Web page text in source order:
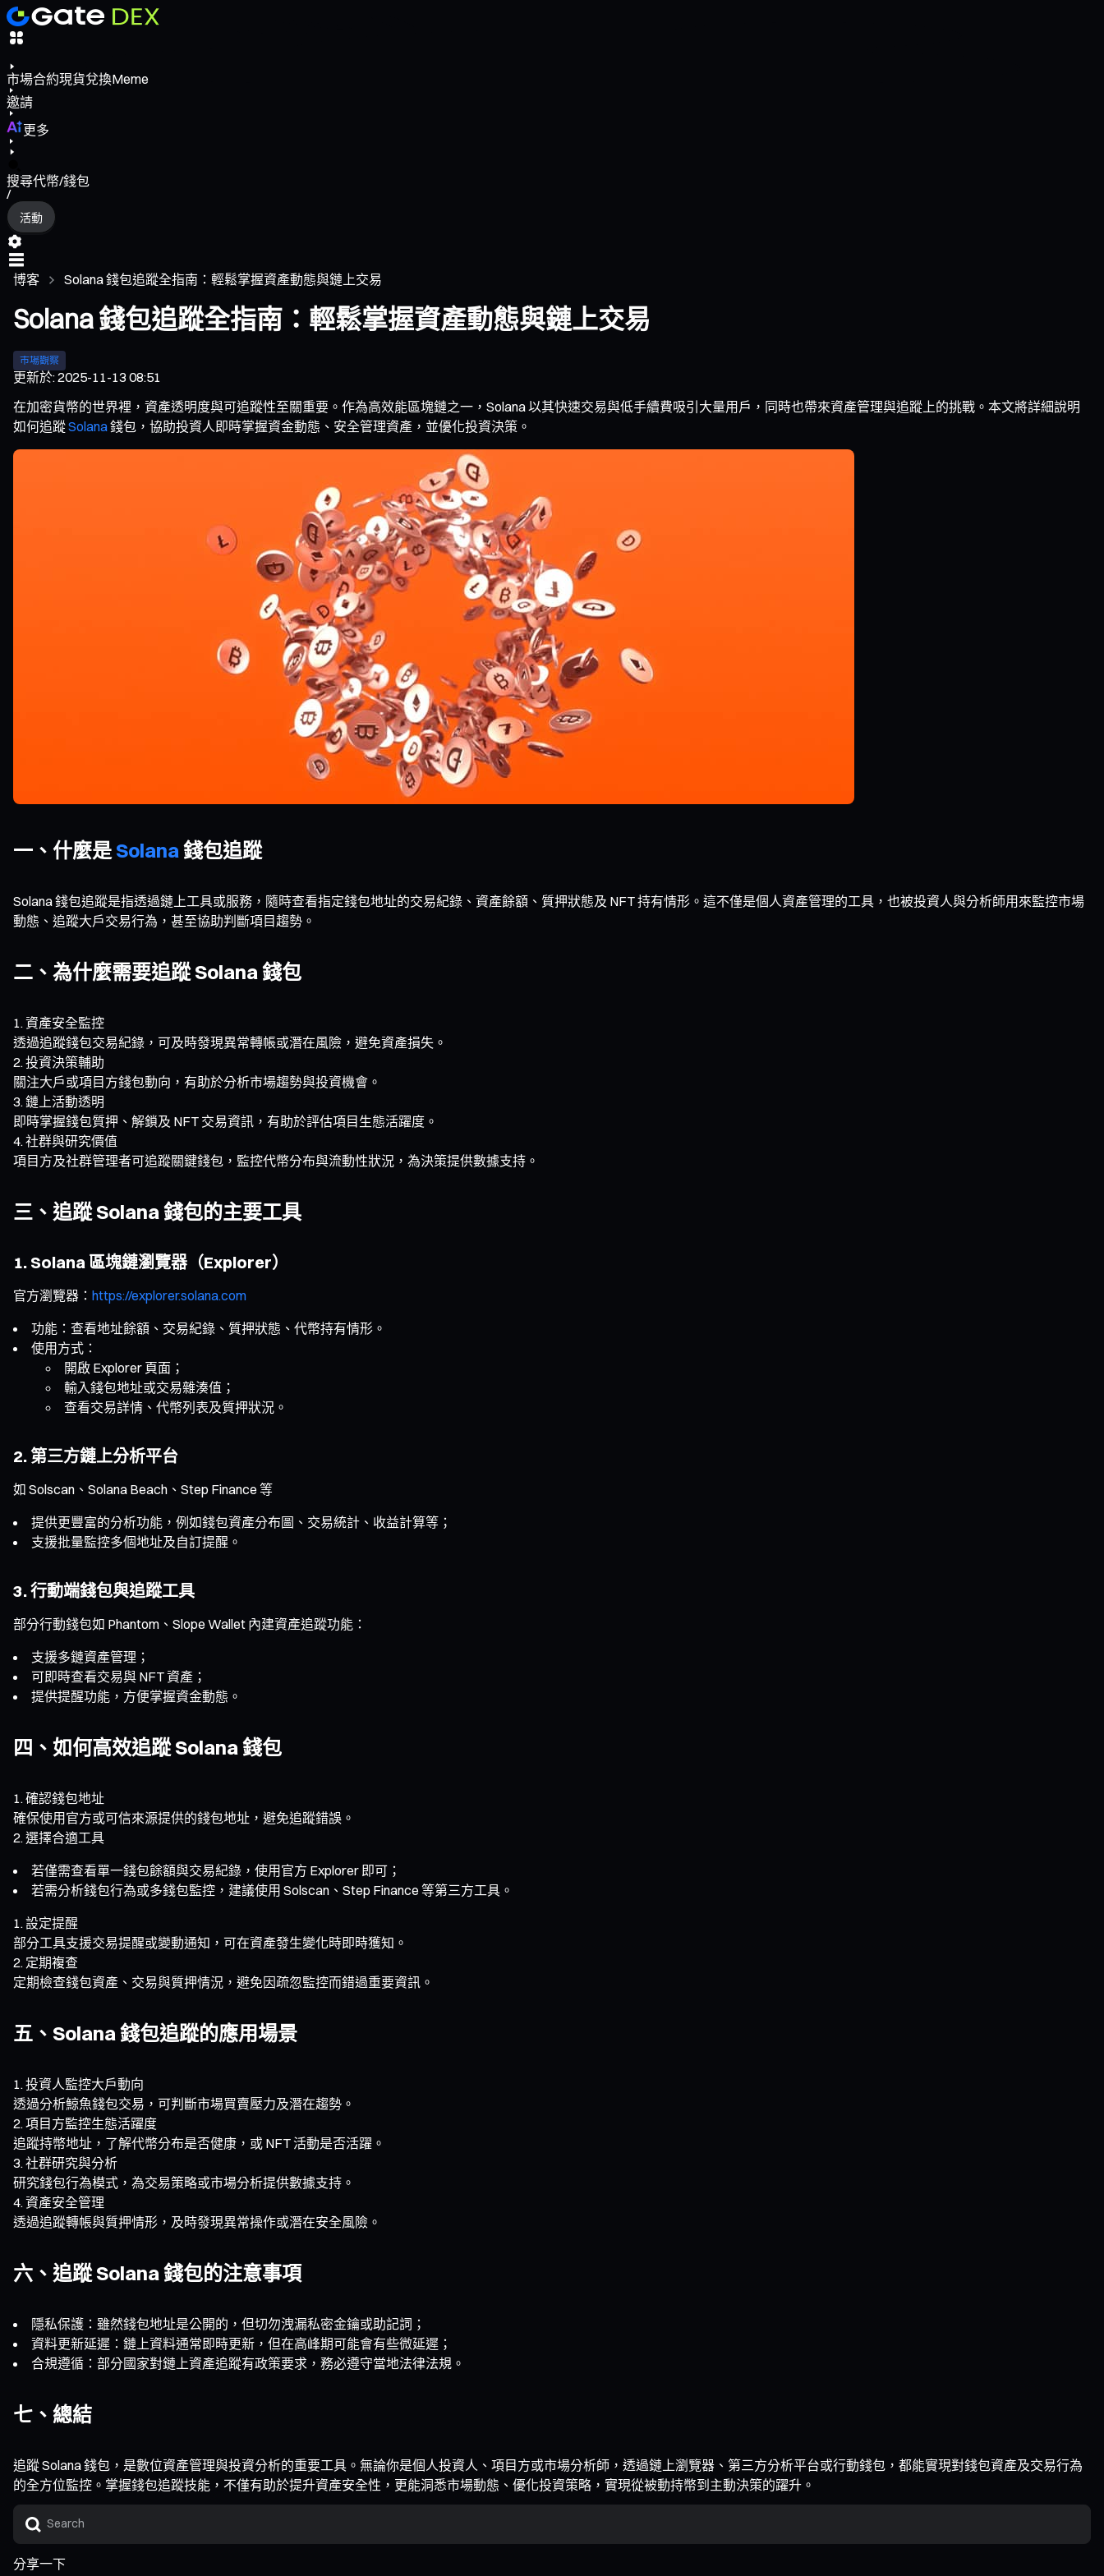
市場合約現貨兌換Meme
邀請
更多
搜尋代幣/錢包
/
活動
博客 Solana 錢包追蹤全指南：輕鬆掌握資產動態與鏈上交易
Solana 錢包追蹤全指南：輕鬆掌握資產動態與鏈上交易
市場觀察
更新於:2025-11-13 08:51
在加密貨幣的世界裡，資產透明度與可追蹤性至關重要。作為高效能區塊鏈之一，Solana 以其快速交易與低手續費吸引大量用戶，同時也帶來資產管理與追蹤上的挑戰。本文將詳細說明
如何追蹤Solana錢包，協助投資人即時掌握資金動態、安全管理資產，並優化投資決策。
一、什麼是 Solana 錢包追蹤
Solana 錢包追蹤是指透過鏈上工具或服務，隨時查看指定錢包地址的交易紀錄、資產餘額、質押狀態及 NFT 持有情形。這不僅是個人資產管理的工具，也被投資人與分析師用來監控市場
動態、追蹤大戶交易行為，甚至協助判斷項目趨勢。
二、為什麼需要追蹤 Solana 錢包
資產安全監控
透過追蹤錢包交易紀錄，可及時發現異常轉帳或潛在風險，避免資產損失。
投資決策輔助
關注大戶或項目方錢包動向，有助於分析市場趨勢與投資機會。
鏈上活動透明
即時掌握錢包質押、解鎖及 NFT 交易資訊，有助於評估項目生態活躍度。
社群與研究價值
項目方及社群管理者可追蹤關鍵錢包，監控代幣分布與流動性狀況，為決策提供數據支持。
三、追蹤 Solana 錢包的主要工具
1. Solana 區塊鏈瀏覽器（Explorer）
官方瀏覽器： https://explorer.solana.com
功能：查看地址餘額、交易紀錄、質押狀態、代幣持有情形。
使用方式：
開啟 Explorer 頁面；
輸入錢包地址或交易雜湊值；
查看交易詳情、代幣列表及質押狀況。
2. 第三方鏈上分析平台
如 Solscan、Solana Beach、Step Finance 等
提供更豐富的分析功能，例如錢包資產分布圖、交易統計、收益計算等；
支援批量監控多個地址及自訂提醒。
3. 行動端錢包與追蹤工具
部分行動錢包如 Phantom、Slope Wallet 內建資產追蹤功能：
支援多鏈資產管理；
可即時查看交易與 NFT 資產；
提供提醒功能，方便掌握資金動態。
四、如何高效追蹤 Solana 錢包
確認錢包地址
確保使用官方或可信來源提供的錢包地址，避免追蹤錯誤。
選擇合適工具
若僅需查看單一錢包餘額與交易紀錄，使用官方 Explorer 即可；
若需分析錢包行為或多錢包監控，建議使用 Solscan、Step Finance 等第三方工具。
設定提醒
部分工具支援交易提醒或變動通知，可在資產發生變化時即時獲知。
定期複查
定期檢查錢包資產、交易與質押情況，避免因疏忽監控而錯過重要資訊。
五、Solana 錢包追蹤的應用場景
投資人監控大戶動向
透過分析鯨魚錢包交易，可判斷市場買賣壓力及潛在趨勢。
項目方監控生態活躍度
追蹤持幣地址，了解代幣分布是否健康，或 NFT 活動是否活躍。
社群研究與分析
研究錢包行為模式，為交易策略或市場分析提供數據支持。
資產安全管理
透過追蹤轉帳與質押情形，及時發現異常操作或潛在安全風險。
六、追蹤 Solana 錢包的注意事項
隱私保護：雖然錢包地址是公開的，但切勿洩漏私密金鑰或助記詞；
資料更新延遲：鏈上資料通常即時更新，但在高峰期可能會有些微延遲；
合規遵循：部分國家對鏈上資產追蹤有政策要求，務必遵守當地法律法規。
七、總結
追蹤 Solana 錢包，是數位資產管理與投資分析的重要工具。無論你是個人投資人、項目方或市場分析師，透過鏈上瀏覽器、第三方分析平台或行動錢包，都能實現對錢包資產及交易行為
的全方位監控。掌握錢包追蹤技能，不僅有助於提升資產安全性，更能洞悉市場動態、優化投資策略，實現從被動持幣到主動決策的躍升。
分享一下